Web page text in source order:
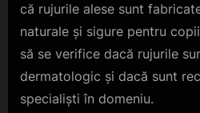
că rujurile alese sunt
naturale și sigure pentru
să se verifice dacă rujurile
dermatologic și dacă sunt
specialiști în domeniu.